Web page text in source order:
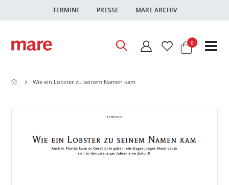
TERMINE PRESSE MARE ARCHIV
Warenkorb
0Artikel
Wie ein Lobster zu seinem Namen kam